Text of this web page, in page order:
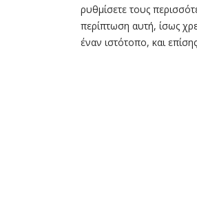
ρυθμίσετε τους
περίπτωση αυτή, ίσως
έναν ιστότοπο, και